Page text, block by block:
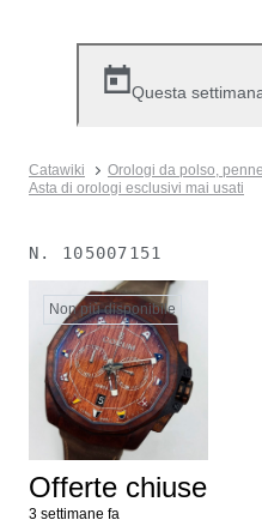
Questa
Catawiki Orologi da polso,
Asta di orologi esclusivi mai usati
N. 105007151
Non più disponibile
Offerte chiuse
3 settimane fa